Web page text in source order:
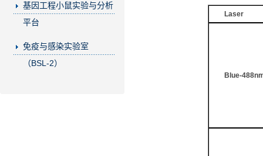
基因工程小鼠实验与分析
平台
免疫与感染实验室
（BSL-2）
Laser
Blue-